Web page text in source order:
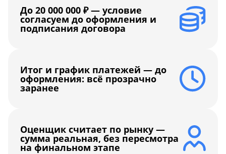
До 20 000 000 ₽ — условие
согласуем до оформления и
подписания договора
Итог и график платежей — до
оформления: всё прозрачно
заранее
Оценщик считает по рынку —
сумма реальная, без пересмотра
на финальном этапе